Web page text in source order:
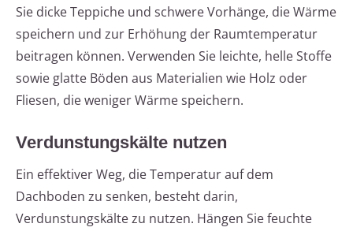
Sie dicke Teppiche und schwere Vorhänge, die Wärme
speichern und zur Erhöhung der Raumtemperatur
beitragen können. Verwenden Sie leichte, helle Stoffe
sowie glatte Böden aus Materialien wie Holz oder
Fliesen, die weniger Wärme speichern.
Verdunstungskälte nutzen
Ein effektiver Weg, die Temperatur auf dem
Dachboden zu senken, besteht darin,
Verdunstungskälte zu nutzen. Hängen Sie feuchte